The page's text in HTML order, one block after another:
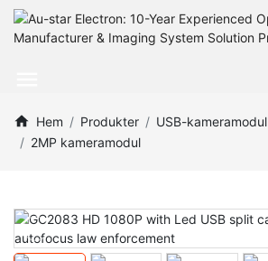
Hem Produkter
USB-kameramodul
2MP kameramodul